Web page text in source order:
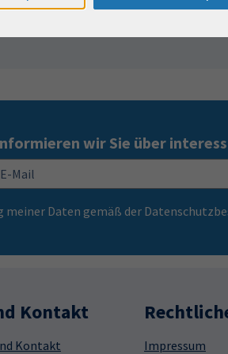
wir Sie über
Daten gemäß der
Kontakt
Kontakt Impressum